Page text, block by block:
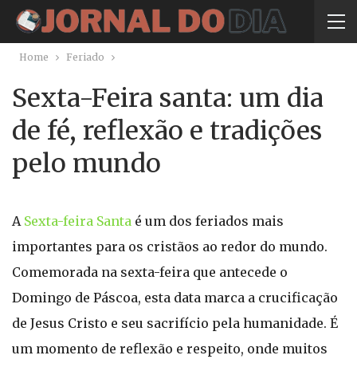
Home Feriado
Sexta-Feira santa: um dia
de fé, reflexão e tradições
pelo mundo
A Sexta-feira Santa é um dos feriados mais
importantes para os cristãos ao redor do mundo.
Comemorada na sexta-feira que antecede o
Domingo de Páscoa, esta data marca a crucificação
de Jesus Cristo e seu sacrifício pela humanidade. É
um momento de reflexão e respeito, onde muitos